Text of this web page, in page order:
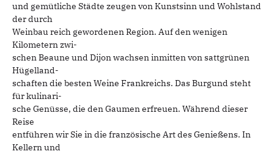
und gemütliche Städte zeugen von Kunstsinn und Wohlstand
der durch
Weinbau reich gewordenen Region. Auf den wenigen
Kilometern zwi-
schen Beaune und Dijon wachsen inmitten von sattgrünen
Hügelland-
schaften die besten Weine Frankreichs. Das Burgund steht
für kulinari-
sche Genüsse, die den Gaumen erfreuen. Während dieser
Reise
entführen wir Sie in die französische Art des Genießens. In
Kellern und